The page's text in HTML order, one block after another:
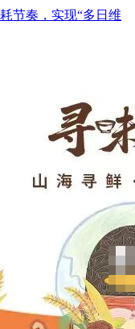
节奏，实现“多日维